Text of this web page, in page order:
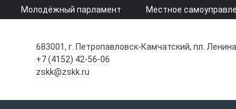
Молодёжный парламент Местное
683001, г. Петропавловск-Камчатский, пл.
+7 (4152) 42-56-06
zskk@zskk.ru